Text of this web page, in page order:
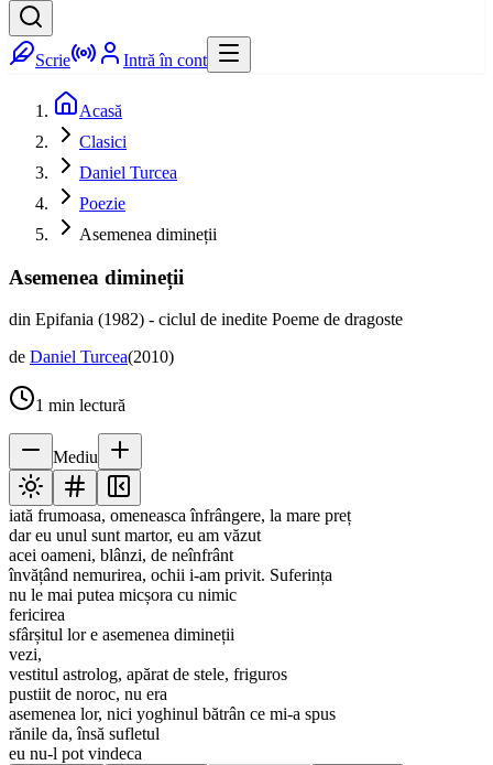
Scrie Intră în cont
Acasă
Clasici
Daniel Turcea
Poezie
Asemenea dimineții
Asemenea dimineții
din Epifania (1982) - ciclul de inedite Poeme de dragoste
de Daniel Turcea(2010)
1 min lectură
Mediu
iată frumoasa, omeneasca înfrângere, la mare preț
dar eu unul sunt martor, eu am văzut
acei oameni, blânzi, de neînfrânt
învățând nemurirea, ochii i-am privit. Suferința
nu le mai putea micșora cu nimic
fericirea
sfârșitul lor e asemenea dimineții
vezi,
vestitul astrolog, apărat de stele, friguros
pustiit de noroc, nu era
asemenea lor, nici yoghinul bătrân ce mi-a spus
rănile da, însă sufletul
eu nu-l pot vindeca